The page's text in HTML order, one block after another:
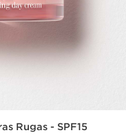
Rugas - SPF15